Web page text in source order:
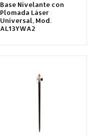
Base Nivelante con
Plomada Láser
Universal, Mod.
AL13YWA2